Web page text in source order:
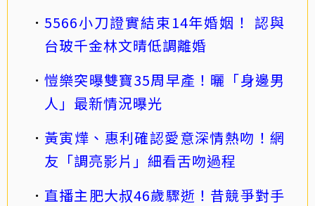
5566小刀證實結束14年婚姻！ 認與
台玻千金林文晴低調離婚
愷樂突曝雙寶35周早產！曬「身邊男
人」最新情況曝光
黃寅燁、惠利確認愛意深情熱吻！網
友「調亮影片」細看舌吻過程
直播主肥大叔46歲驟逝！昔競爭對手